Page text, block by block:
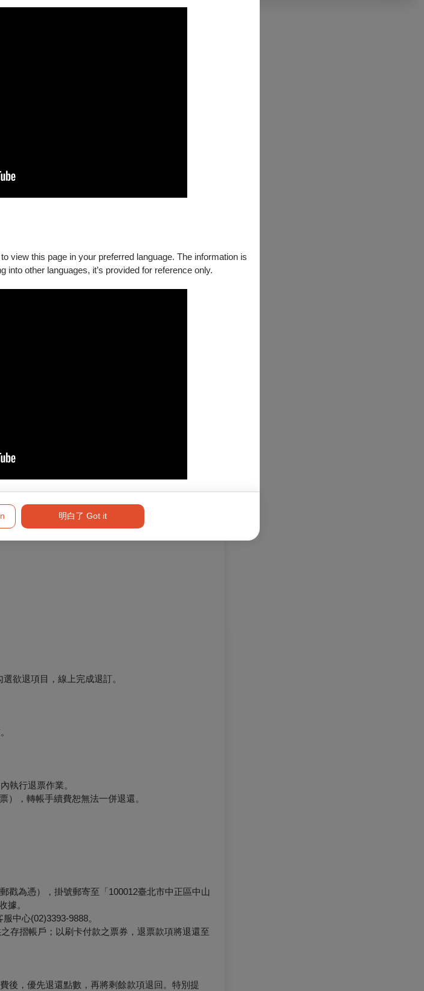
view this page in your preferred language. The information is
other languages, it’s provided for reference only.
明白了 Got it
請於音樂會結束後10日內，將票根掃描連同姓
錄。
支付，席次有限，售完為止。
件（身分證或健保卡），如無法出示相符證件之
欲退項目，線上完成退訂。
執行退票作業。
，轉帳手續費恕無法一併退還。
戳為憑），掛號郵寄至「100012臺北市中正區中山
據。
中心(02)3393-9888。
存摺帳戶；以刷卡付款之票券，退票款項將退還至
後，優先退還點數，再將剩餘款項退回。特別提